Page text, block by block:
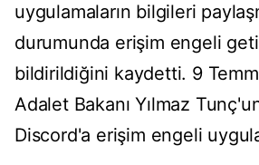
uygulamaların bilgileri
durumunda erişim engeli
bildirildiğini kaydetti. 9
Adalet Bakanı Yılmaz
Discord'a erişim engeli